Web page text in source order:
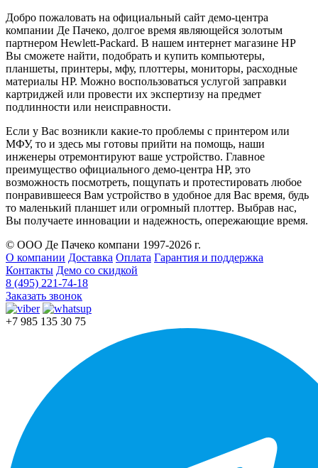
Добро пожаловать на официальный сайт демо-центра
компании Де Пачеко, долгое время являющейся золотым
партнером Hewlett-Packard. В нашем интернет магазине HP
Вы сможете найти, подобрать и купить компьютеры,
планшеты, принтеры, мфу, плоттеры, мониторы, расходные
материалы HP. Можно воспользоваться услугой заправки
картриджей или провести их экспертизу на предмет
подлинности или неисправности.
Если у Вас возникли какие-то проблемы с принтером или
МФУ, то и здесь мы готовы прийти на помощь, наши
инженеры отремонтируют ваше устройство. Главное
преимущество официального демо-центра HP, это
возможность посмотреть, пощупать и протестировать любое
понравившееся Вам устройство в удобное для Вас время, будь
то маленький планшет или огромный плоттер. Выбрав нас,
Вы получаете инновации и надежность, опережающие время.
© ООО Де Пачеко компани 1997-2026 г.
О компании Доставка Оплата Гарантия и поддержка
Контакты Демо со скидкой
8 (495) 221-74-18
Заказать звонок
+7 985 135 30 75